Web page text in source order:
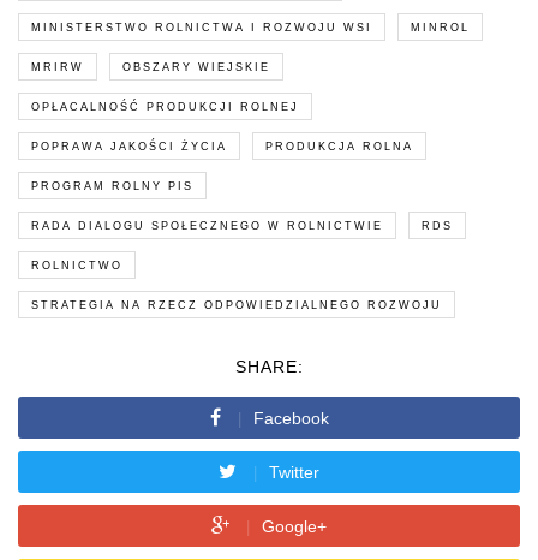
MINISTERSTWO ROLNICTWA I ROZWOJU WSI MINROL
MRIRW OBSZARY WIEJSKIE
OPŁACALNOŚĆ PRODUKCJI ROLNEJ
POPRAWA JAKOŚCI ŻYCIA PRODUKCJA ROLNA
PROGRAM ROLNY PIS
RADA DIALOGU SPOŁECZNEGO W ROLNICTWIE RDS
ROLNICTWO
STRATEGIA NA RZECZ ODPOWIEDZIALNEGO ROZWOJU
SHARE:
Facebook
Twitter
Google+